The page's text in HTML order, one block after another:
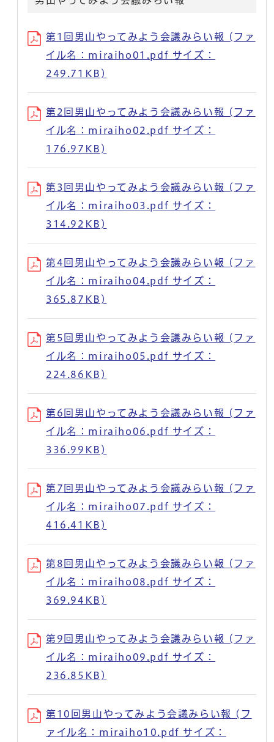
第1回男山やってみよう会議みらい報 (ファ
イル名：miraiho01.pdf サイズ：
249.71KB)
第2回男山やってみよう会議みらい報 (ファ
イル名：miraiho02.pdf サイズ：
176.97KB)
第3回男山やってみよう会議みらい報 (ファ
イル名：miraiho03.pdf サイズ：
314.92KB)
第4回男山やってみよう会議みらい報 (ファ
イル名：miraiho04.pdf サイズ：
365.87KB)
第5回男山やってみよう会議みらい報 (ファ
イル名：miraiho05.pdf サイズ：
224.86KB)
第6回男山やってみよう会議みらい報 (ファ
イル名：miraiho06.pdf サイズ：
336.99KB)
第7回男山やってみよう会議みらい報 (ファ
イル名：miraiho07.pdf サイズ：
416.41KB)
第8回男山やってみよう会議みらい報 (ファ
イル名：miraiho08.pdf サイズ：
369.94KB)
第9回男山やってみよう会議みらい報 (ファ
イル名：miraiho09.pdf サイズ：
236.85KB)
第10回男山やってみよう会議みらい報 (フ
ァイル名：miraiho10.pdf サイズ：